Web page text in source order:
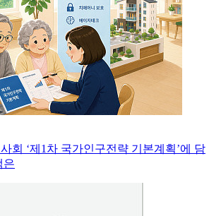
회 ‘제1차 국가인구전략 기본계획’에 담
은